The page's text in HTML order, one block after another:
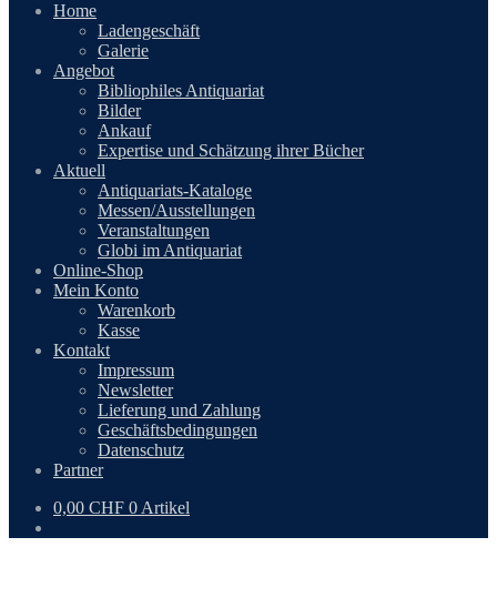
Home
Ladengeschäft
Galerie
Angebot
Bibliophiles Antiquariat
Bilder
Ankauf
Expertise und Schätzung ihrer Bücher
Aktuell
Antiquariats-Kataloge
Messen/Ausstellungen
Veranstaltungen
Globi im Antiquariat
Online-Shop
Mein Konto
Warenkorb
Kasse
Kontakt
Impressum
Newsletter
Lieferung und Zahlung
Geschäftsbedingungen
Datenschutz
Partner
0,00 CHF 0 Artikel